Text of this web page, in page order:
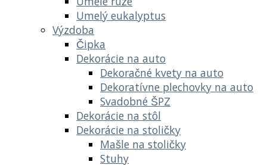
Umelý eukalyptus
Výzdoba
Čipka
Dekorácie na auto
Dekoračné kvety na auto
Dekoratívne plechovky na auto
Svadobné ŠPZ
Dekorácie na stôl
Dekorácie na stoličky
Mašle na stoličky
Stuhy